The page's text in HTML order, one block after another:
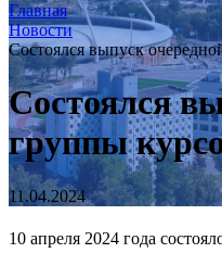
Главная
Новости
Состоялся выпуск
Состоялся
группы
11.04.2024
10 апреля 2024 года